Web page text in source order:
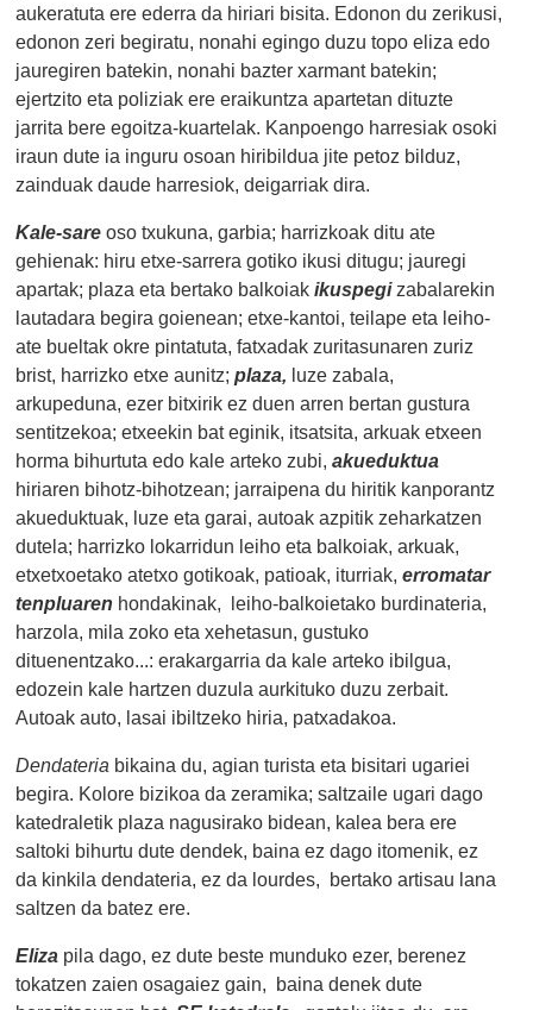
aukeratuta ere ederra da hiriari bisita. Edonon du zerikusi,
edonon zeri begiratu, nonahi egingo duzu topo eliza edo
jauregiren batekin, nonahi bazter xarmant batekin;
ejertzito eta poliziak ere eraikuntza apartetan dituzte
jarrita bere egoitza-kuartelak. Kanpoengo harresiak osoki
iraun dute ia inguru osoan hiribildua jite petoz bilduz,
zainduak daude harresiok, deigarriak dira.
Kale-sare oso txukuna, garbia; harrizkoak ditu ate
gehienak: hiru etxe-sarrera gotiko ikusi ditugu; jauregi
apartak; plaza eta bertako balkoiakikuspegizabalarekin
lautadara begira goienean; etxe-kantoi, teilape eta leiho-
ate bueltak okre pintatuta, fatxadak zuritasunaren zuriz
brist, harrizko etxe aunitz;plaza, luze zabala,
arkupeduna, ezer bitxirik ez duen arren bertan gustura
sentitzekoa; etxeekin bat eginik, itsatsita, arkuak etxeen
horma bihurtuta edo kale arteko zubi,akueduktua
hiriaren bihotz-bihotzean; jarraipena du hiritik kanporantz
akueduktuak, luze eta garai, autoak azpitik zeharkatzen
dutela; harrizko lokarridun leiho eta balkoiak, arkuak,
etxetxoetako atetxo gotikoak, patioak, iturriak, erromatar
tenpluaren hondakinak, leiho-balkoietako burdinateria,
harzola, mila zoko eta xehetasun, gustuko
dituenentzako...: erakargarria da kale arteko ibilgua,
edozein kale hartzen duzula aurkituko duzu zerbait.
Autoak auto, lasai ibiltzeko hiria, patxadakoa.
Dendateria bikaina du, agian turista eta bisitari ugariei
begira. Kolore bizikoa da zeramika; saltzaile ugari dago
katedraletik plaza nagusirako bidean, kalea bera ere
saltoki bihurtu dute dendek, baina ez dago itomenik, ez
da kinkila dendateria, ez da lourdes, bertako artisau lana
saltzen da batez ere.
Eliza pila dago, ez dute beste munduko ezer, berenez
tokatzen zaien osagaiez gain, baina denek dute